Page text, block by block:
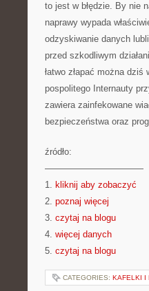
to jest w błędzie. By nie
naprawy wypada
odzyskiwanie danych
przed szkodliwym
łatwo złapać można
pospolitego Internauty
zawiera zainfekowane
bezpieczeństwa oraz
źródło:
———————————
1. kliknij aby zobaczyć
2. poznaj więcej
3. czytaj na blogu
4. więcej danych
5. czytaj na blogu
CATEGORIES: KAFELKI I